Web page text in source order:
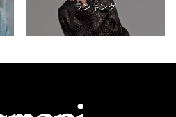
ランキング